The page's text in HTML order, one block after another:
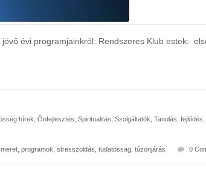
évi programjainkról: Rendszeres Klub estek:
hírek, Önfejlesztés, Spiritualitás, Szolgáltatók, Tanulás, fejlődés,
, programok, stresszoldás, tudatosság, tűzönjárás 0